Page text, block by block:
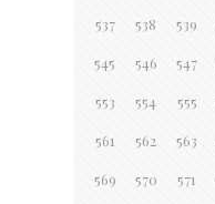
537 538 539
545 546 547
553 554 555
561 562 563
569 570 571